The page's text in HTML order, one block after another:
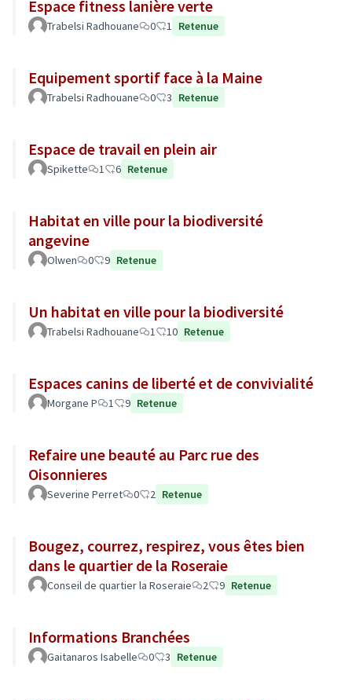
Espace fitness lanière verte
Trabelsi Radhouane 0 1 Retenue
Equipement sportif face à la Maine
Trabelsi Radhouane 0 3 Retenue
Espace de travail en plein air
Spikette 1 6 Retenue
Habitat en ville pour la biodiversité
angevine
Olwen 0 9 Retenue
Un habitat en ville pour la biodiversité
Trabelsi Radhouane 1 10 Retenue
Espaces canins de liberté et de convivialité
Morgane P 1 9 Retenue
Refaire une beauté au Parc rue des
Oisonnieres
Severine Perret 0 2 Retenue
Bougez, courrez, respirez, vous êtes bien
dans le quartier de la Roseraie
Conseil de quartier la Roseraie 2 9 Retenue
Informations Branchées
Gaitanaros Isabelle 0 3 Retenue